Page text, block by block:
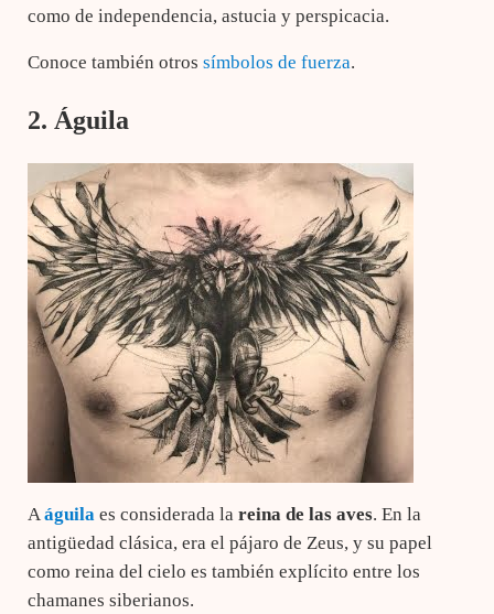
como de independencia, astucia y perspicacia.
Conoce también otros símbolos de fuerza.
2. Águila
A águila es considerada la reina de las aves. En la
antigüedad clásica, era el pájaro de Zeus, y su papel
como reina del cielo es también explícito entre los
chamanes siberianos.